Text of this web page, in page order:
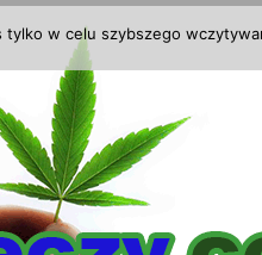
w celu szybszego